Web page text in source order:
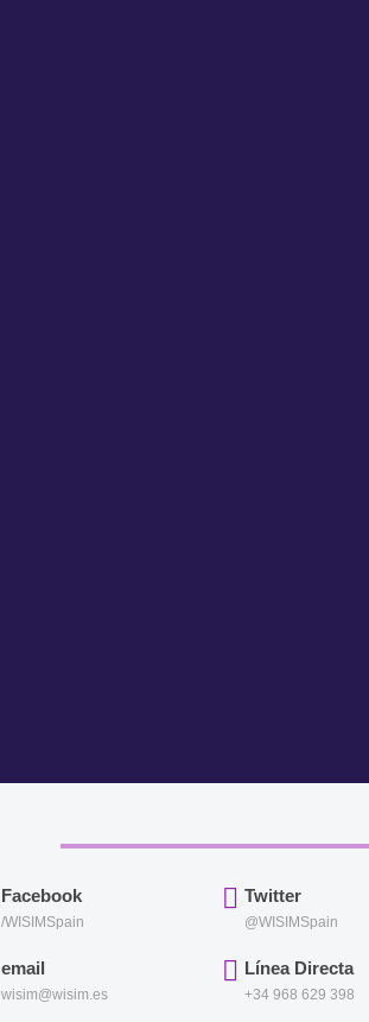
Facebook
/WISIMSpain
Twitter
@WISIMSpain
email
wisim@wisim.es
Línea Directa
+34 968 629 398